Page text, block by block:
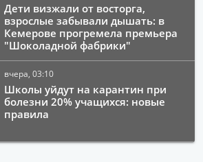
Дети визжали от восторга,
взрослые забывали дышать: в
Кемерове прогремела премьера
"Шоколадной фабрики"
вчера, 03:10
Школы уйдут на карантин при
болезни 20% учащихся: новые
правила